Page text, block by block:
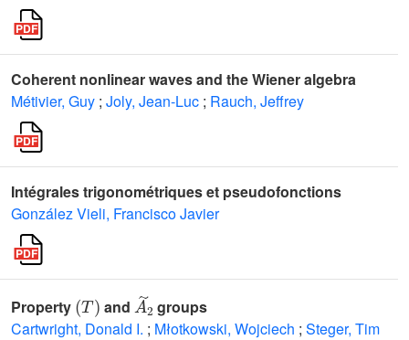
Coherent nonlinear waves and the Wiener algebra
Métivier, Guy ; Joly, Jean-Luc ; Rauch, Jeffrey
Intégrales trigonométriques et pseudofonctions
González Vieli, Francisco Javier
Property
( )
and
A˜
groups
Cartwright, Donald I. ; Młotkowski, Wojciech ; Steger, Tim